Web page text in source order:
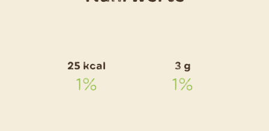
25 kcal
1%
3 g
1%